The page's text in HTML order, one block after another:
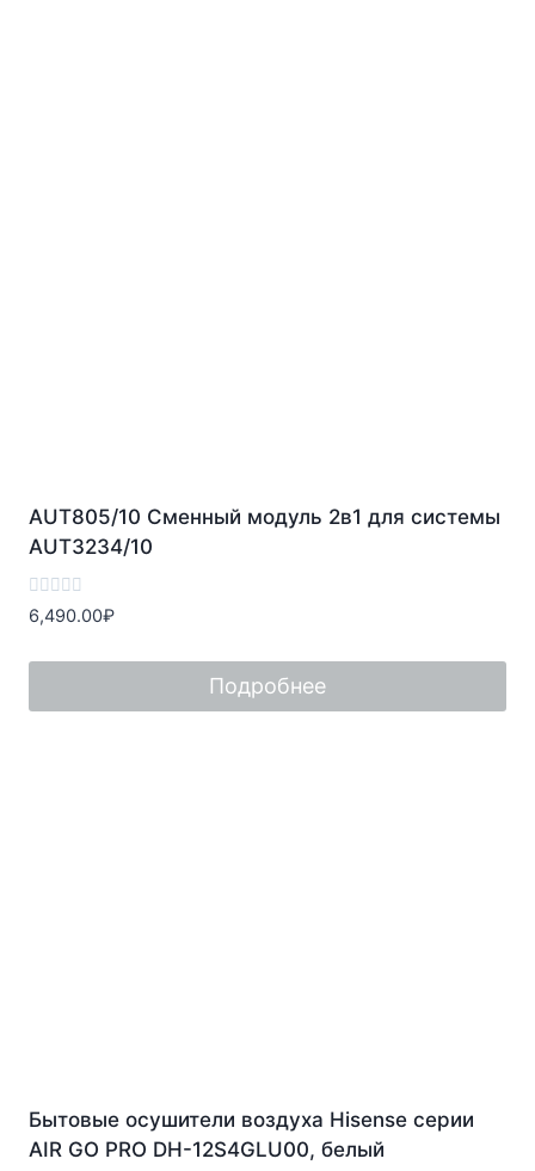
AUT805/10 Сменный модуль 2в1 для системы
AUT3234/10
Оценка
0
5
6,490.00₽
Подробнее
Бытовые осушители воздуха Hisense серии
AIR GO PRO DH-12S4GLU00, белый